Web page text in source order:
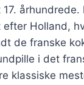
århundrede.
Holland,
de franske
i det
klassiske